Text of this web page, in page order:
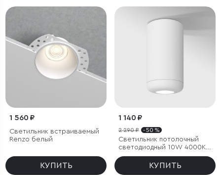
1 560 ₽
Светильник встраиваемый
Renzo белый
КУПИТЬ
1 140 ₽
2 290 ₽ - 50 %
Светильник потолочный
светодиодный 10W 4000K
белый
КУПИТЬ